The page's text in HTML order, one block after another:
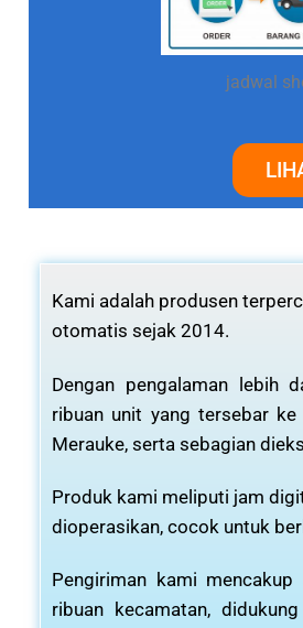
jadwal
Kami adalah produsen
otomatis sejak 2014.
Dengan pengalaman lebih
ribuan unit yang tersebar
Merauke, serta sebagian
Produk kami meliputi jam
dioperasikan, cocok untuk
Pengiriman kami
ribuan kecamatan,